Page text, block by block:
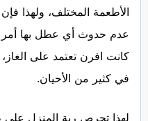
الأطعمة المختلف، ولهذا
عدم حدوث أي عطل بها أمر
كانت افرن تعتمد على
في كثير من الأحيان.
لهذا تحرص ربة المنزل